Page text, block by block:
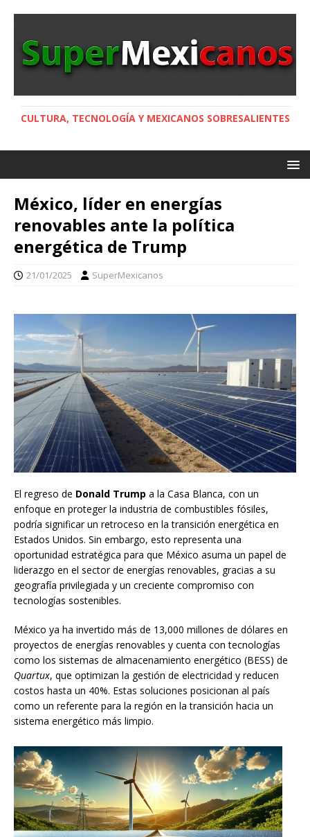
CULTURA, TECNOLOGÍA Y MEXICANOS SOBRESALIENTES
México, líder en energías
renovables ante la política
energética de Trump
21/01/2025 SuperMexicanos
El regreso de Donald Trump a la Casa Blanca, con un
enfoque en proteger la industria de combustibles fósiles,
podría significar un retroceso en la transición energética en
Estados Unidos. Sin embargo, esto representa una
oportunidad estratégica para que México asuma un papel de
liderazgo en el sector de energías renovables, gracias a su
geografía privilegiada y un creciente compromiso con
tecnologías sostenibles.
México ya ha invertido más de 13,000 millones de dólares en
proyectos de energías renovables y cuenta con tecnologías
como los sistemas de almacenamiento energético (BESS) de
Quartux, que optimizan la gestión de electricidad y reducen
costos hasta un 40%. Estas soluciones posicionan al país
como un referente para la región en la transición hacia un
sistema energético más limpio.